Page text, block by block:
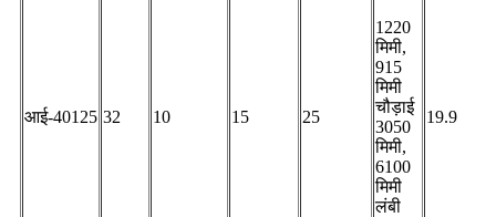
आई-40125 32 10 15 25
1220
मिमी,
915
मिमी
चौड़ाई
3050
मिमी,
6100
मिमी
लंबी
19.9